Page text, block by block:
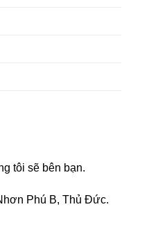
tôi sẽ bên bạn.
Phú B, Thủ Đức.